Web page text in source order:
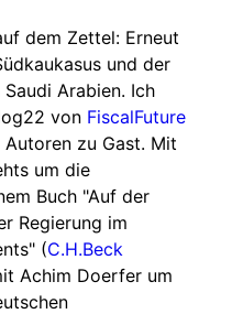
dem Zettel: Erneut
und der
Arabien. Ich
von FiscalFuture
zu Gast. Mit
um die
Buch "Auf der
Regierung im
(C.H.Beck
Achim Doerfer um